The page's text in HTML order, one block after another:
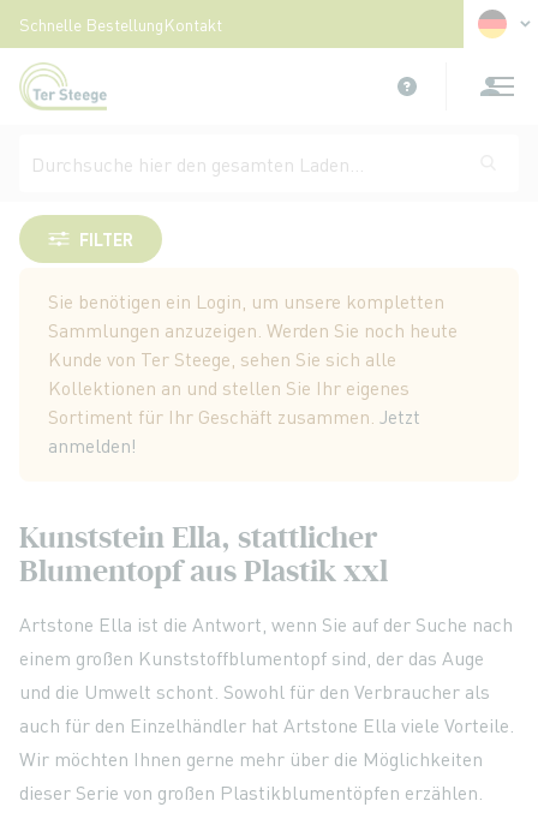
Schnelle BestellungKontakt
Zum
Inhalt
springen
Ella
FILTER
Sie benötigen ein Login, um unsere kompletten
Sammlungen anzuzeigen. Werden Sie noch heute
Kunde von Ter Steege, sehen Sie sich alle
Kollektionen an und stellen Sie Ihr eigenes
Sortiment für Ihr Geschäft zusammen. Jetzt
anmelden!
Kunststein Ella, stattlicher
Blumentopf aus Plastik xxl
Artstone Ella ist die Antwort, wenn Sie auf der Suche nach
einem großen Kunststoffblumentopf sind, der das Auge
und die Umwelt schont. Sowohl für den Verbraucher als
auch für den Einzelhändler hat Artstone Ella viele Vorteile.
Wir möchten Ihnen gerne mehr über die Möglichkeiten
dieser Serie von großen Plastikblumentöpfen erzählen.